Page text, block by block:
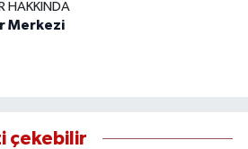
HAKKINDA
Merkezi
çekebilir